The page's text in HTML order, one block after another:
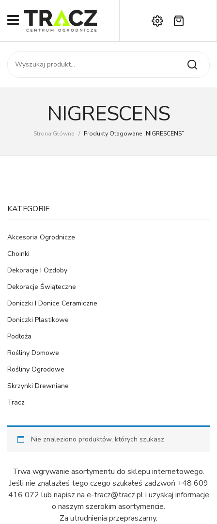
START
SKLEP
AKTUALNOŚCI
Kontakt
Brak produktów w koszyku.
NIGRESCENS
Strona Główna / Produkty Otagowane „NIGRESCENS”
KATEGORIE
Akcesoria Ogrodnicze
Choinki
Dekoracje I Ozdoby
Dekoracje Świąteczne
Doniczki I Donice Ceramiczne
Doniczki Plastikowe
Podłoża
Rośliny Domowe
Rośliny Ogrodowe
Skrzynki Drewniane
Tracz
Nie znaleziono produktów, których szukasz.
Trwa wgrywanie asortymentu do sklepu internetowego.
Jeśli nie znalazłeś tego czego szukałeś zadzwoń +48 609
416 072 lub napisz na e-tracz@tracz.pl i uzyskaj informacje
o naszym szerokim asortymencie.
Za utrudnienia przepraszamy.